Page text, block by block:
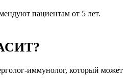
пациентам от 5 лет.
иммунолог, который может